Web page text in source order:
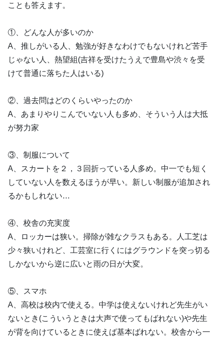
ことも答えます。
①、どんな人が多いのか
A、推しがいる人、勉強が好きなわけでもないけれど苦手
じゃない人、熱望組(吉祥を受けたうえで豊島や渋々を受
けて普通に落ちた人はいる)
②、過去問はどのくらいやったのか
A、あまりやりこんでいない人も多め、そういう人は大抵
が努力家
③、制服について
A、スカートを２，３回折っている人多め。中一でも短く
していない人を数えるほうが早い。新しい制服が追加され
るかもしれない…
④、校舎の充実度
A、ロッカーは狭い。掃除が雑なクラスもある。人工芝は
少々狭いけれど、工芸室に行くにはグラウンドを突っ切る
しかないから逆に広いと雨の日が大変。
⑤、スマホ
A、高校は校内で使える。中学は使えないけれど先生がい
ないとき(こういうときは大声で使ってもばれない)や先生
が背を向けているときに使えば基本ばれない。校舎から一